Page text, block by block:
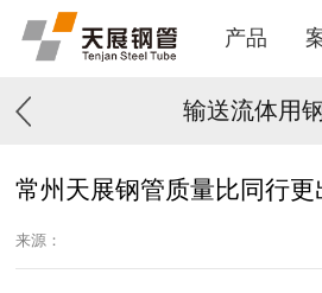
产品
输送流体用
常州天展钢管质量比同行更
来源：